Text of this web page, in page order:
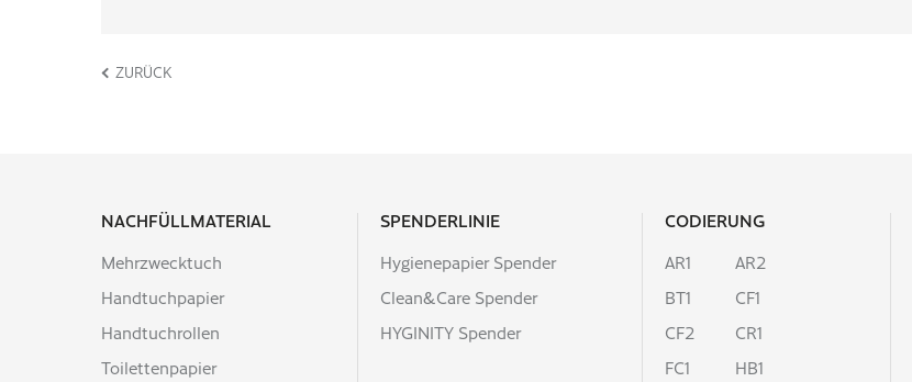
Packschema Palette (Anzahl x
307
4000735365050
EAN-Transporteinheit
4000735365074
ZURÜCK
NACHFÜLLMATERIAL
Mehrzwecktuch
Handtuchpapier
Handtuchrollen
Toilettenpapier
SPENDERLINIE
Hygienepapier Spender
Clean&Care Spender
HYGINITY Spender
CODIERUNG
AR1
AR2
BT1
CF1
CF2
CR1
FC1
HB1